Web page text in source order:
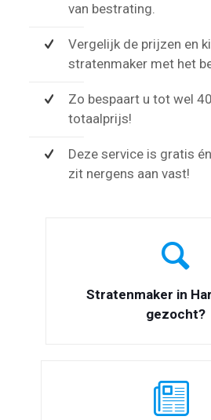
van bestrating.
Vergelijk de prijzen en
stratenmaker met het
Zo bespaart u tot wel
totaalprijs!
Deze service is gratis
zit nergens aan vast!
Stratenmaker in
gezocht?